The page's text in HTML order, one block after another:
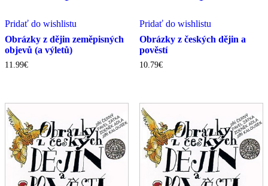
Pridať do wishlistu
Obrázky z dějin zeměpisných
objevů (a výletů)
11.99€
Pridať do wishlistu
Obrázky z českých dějin a
pověstí
10.79€